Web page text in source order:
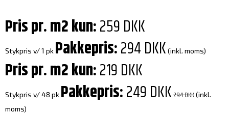
Pris pr. m2 kun:259 DKK
Stykpris v/ 1 pk Pakkepris:294 DKK (inkl. moms)
Pris pr. m2 kun:219 DKK
Stykpris v/ 48 pk Pakkepris:249 DKK294 DKK(inkl.
moms)